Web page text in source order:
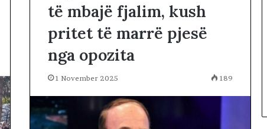
të mbajë fjalim, kush
pritet të marrë pjesë
nga opozita
1 November 2025 189
A KA
TA ZHDUKIM
a
6
-
t
e
p
Dita e 68-të e protestës,
qytetarët marshojnë në rrugët